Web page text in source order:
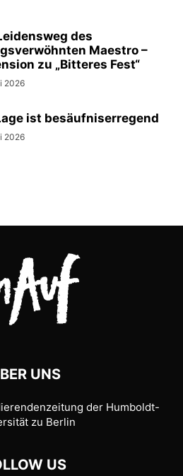
des
Maestro –
zu „Bitteres Fest“
2026
ist besäufniserregend
2026
UNS
der Humboldt-
zu Berlin
US